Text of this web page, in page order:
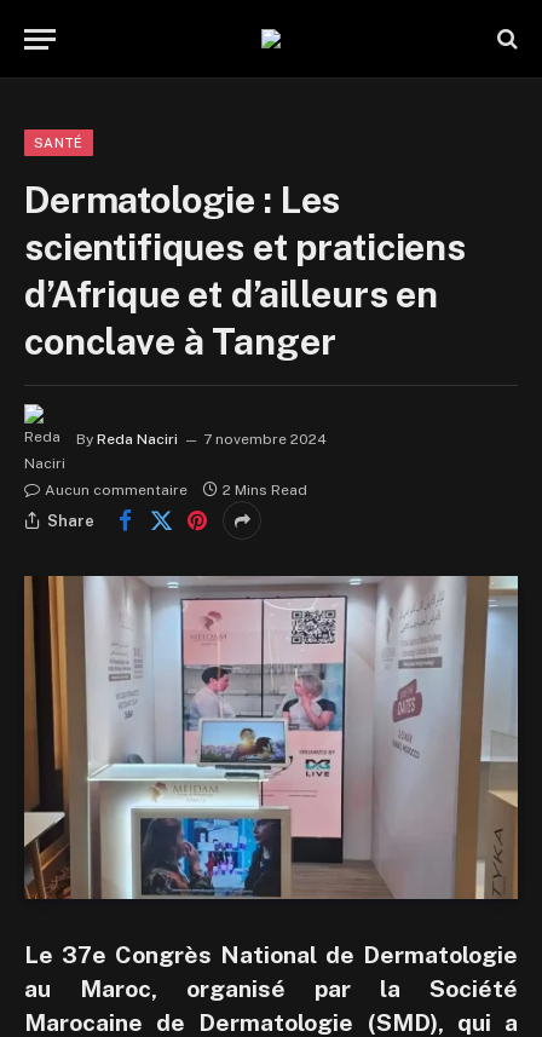
SANTÉ
Dermatologie : Les
scientifiques et praticiens
d’Afrique et d’ailleurs en
conclave à Tanger
By Reda Naciri 7 novembre 2024
Aucun commentaire 2 Mins Read
Share
Le 37e Congrès National de Dermatologie
au Maroc, organisé par la Société
Marocaine de Dermatologie (SMD), qui a